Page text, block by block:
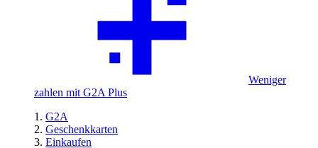
Weniger
zahlen mit G2A Plus
G2A
Geschenkkarten
Einkaufen